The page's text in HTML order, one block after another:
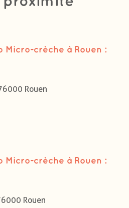
Micro-crèche à Rouen :
Rouen
Micro-crèche à Rouen :
Rouen